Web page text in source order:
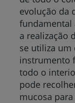
evolução da
fundamental
a realização
se utiliza um
instrumento
todo o
pode
mucosa